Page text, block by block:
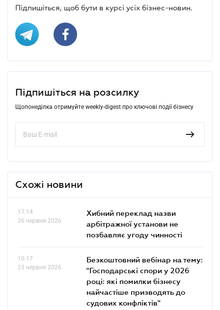
Підпишіться, щоб бути в курсі усіх бізнес-новин.
Підпишіться на розсилку
Щопонеділка отримуйте weekly-digest про ключові події бізнесу
Схожі новини
17.14
26 червня 2026
Хибний переклад назви
арбітражної установи не
позбавляє угоду чинності
10.17
23 червня 2026
Безкоштовний вебінар на тему:
"Господарські спори у 2026
році: які помилки бізнесу
найчастіше призводять до
судових конфліктів"